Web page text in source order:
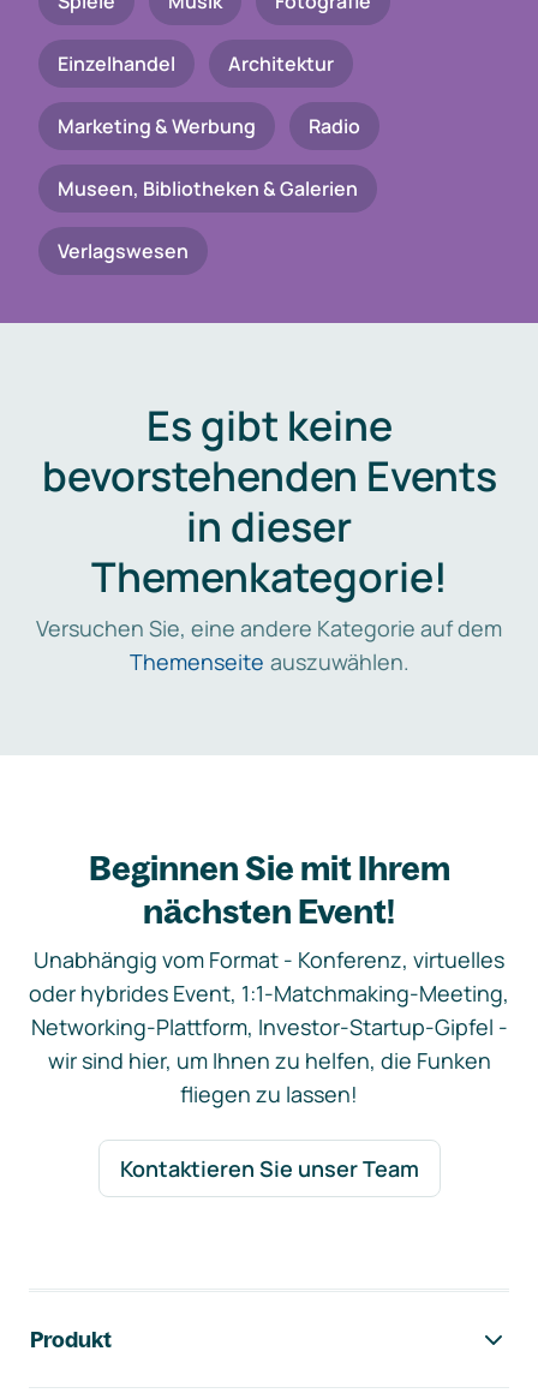
Einzelhandel Architektur
Marketing & Werbung Radio
Museen, Bibliotheken & Galerien
Verlagswesen
Es gibt keine
bevorstehenden Events
in dieser
Themenkategorie!
Versuchen Sie, eine andere Kategorie auf dem
Themenseite auszuwählen.
Beginnen Sie mit Ihrem
nächsten Event!
Unabhängig vom Format - Konferenz, virtuelles
oder hybrides Event, 1:1-Matchmaking-Meeting,
Networking-Plattform, Investor-Startup-Gipfel -
wir sind hier, um Ihnen zu helfen, die Funken
fliegen zu lassen!
Kontaktieren Sie unser Team
Produkt